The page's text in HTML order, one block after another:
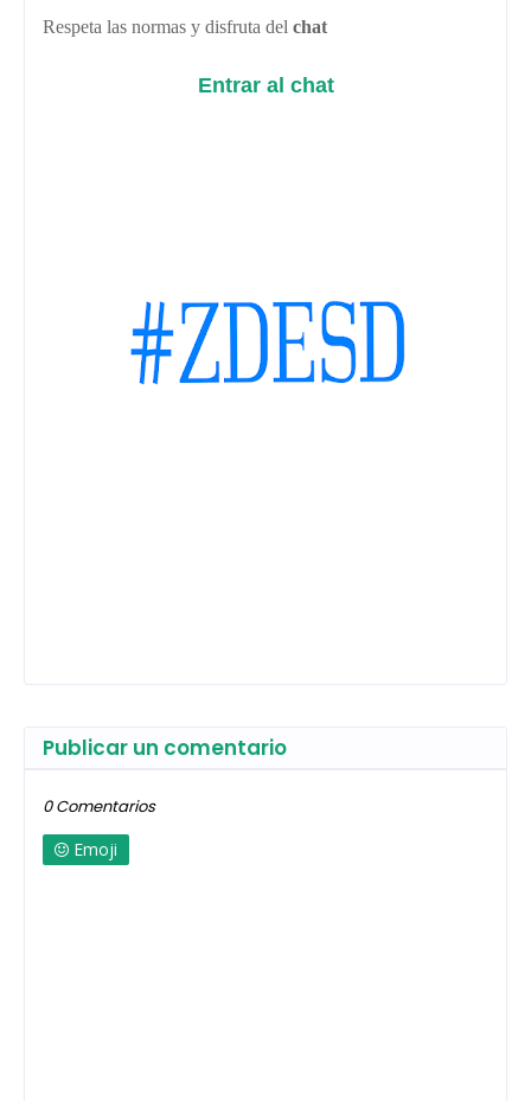
Respeta las normas y disfruta del chat
Entrar al chat
Publicar un comentario
0 Comentarios
Emoji